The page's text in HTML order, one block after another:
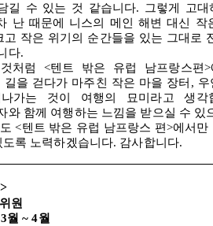
길 수 있는 것 같습니다.
그렇게 고
난 때문에 니스의 메인 해변 대신 작
고 작은 위기의 순간들을 있는 그대로
다.
처럼 <텐트 밖은 유럽 남프랑스편>
길을 걷다가 마주친 작은 마을 장터 , 우
가는 것이 여행의 묘미라고 생각
와 함께 여행하는 느낌을 받으실 수 있
<텐트 밖은 유럽 남프랑스 편>에서만
록 노력하겠습니다. 감사합니다.
원
3월~ 4월